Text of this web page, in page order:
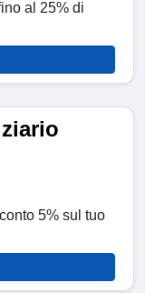
al 25% di
5% sul tuo